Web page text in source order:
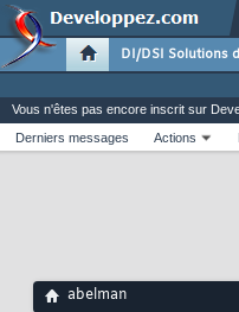
DI/DSI Solutions
Vous n'êtes pas encore inscrit sur
Derniers messages
Actions
abelman